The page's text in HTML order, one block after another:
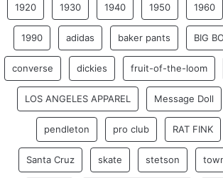
1920 1930 1940 1950 1960
1990 adidas baker pants BIG
converse dickies fruit-of-the-loom
LOS ANGELES APPAREL Message Doll
pendleton pro club RAT FINK
Santa Cruz skate stetson